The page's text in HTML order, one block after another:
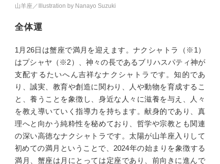
山羊座／Illustration by Nanayo Suzuki
全体運
1月26日は蟹座で満月を迎えます。ナクシャトラ（※1）
はプシャヤ（※2）、神々の長であるブリハスパティ神が
支配するたいへん吉祥なナクシャトラです。知的であ
り、誠実、教育や創造に関わり、人や動物を育成するこ
と、養うことを象徴し、身近な人々に滋養を与え、人々
を教え導いていく指導力を持ちます。献身的であり、真
理へと向かう純粋性を秘めており、哲学や宗教とも関連
の深い高徳なナクシャトラです。太陽が山羊座入りして
初めての満月ということで、2024年の始まりを象徴する
満月、蟹座は月にとっては定座であり、前向きに進んで